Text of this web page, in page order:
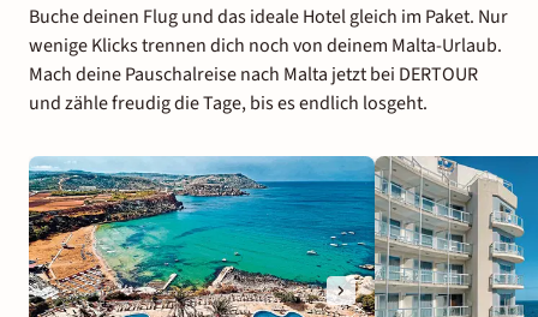
Buche deinen Flug und das ideale Hotel gleich im Paket. Nur
wenige Klicks trennen dich noch von deinem Malta-Urlaub.
Mach deine Pauschalreise nach Malta jetzt bei DERTOUR
und zähle freudig die Tage, bis es endlich losgeht.